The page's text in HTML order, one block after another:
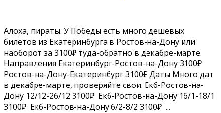
Алоха, пираты. У Победы есть много дешевых
билетов из Екатеринбурга в Ростов-на-Дону или
наоборот за 3100₽ туда-обратно в декабре-марте.
Направления Екатеринбург-Ростов-на-Дону 3100₽
Ростов-на-Дону-Екатеринбург 3100₽ Даты Много дат
в декабре-марте, проверяйте свои. Екб-Ростов-на-
Дону 12/12-26/12 3100₽ Екб-Ростов-на-Дону 16/1-18/1
3100₽ Екб-Ростов-на-Дону 6/2-8/2 3100₽ ...